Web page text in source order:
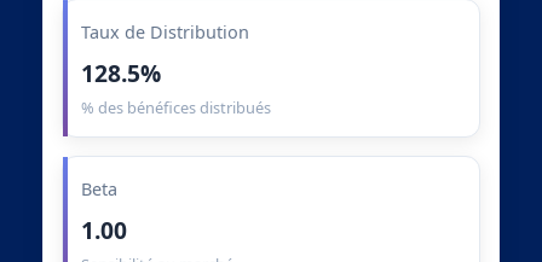
Taux de Distribution
128.5%
% des bénéfices distribués
Beta
1.00